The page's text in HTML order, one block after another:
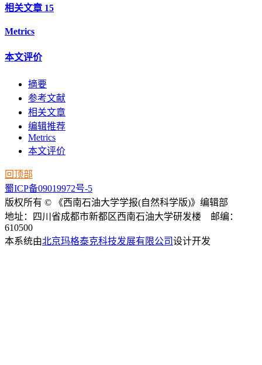
相关文章 15
Metrics
本文评价
摘要
参考文献
相关文章
编辑推荐
Metrics
本文评价
回顶部
蜀ICP备09019972号-5
版权所有 © 《西南石油大学学报(自然科学版)》编辑部
地址：四川省成都市新都区西南石油大学研发楼 邮编：
610500
本系统由北京玛格泰克科技发展有限公司设计开发